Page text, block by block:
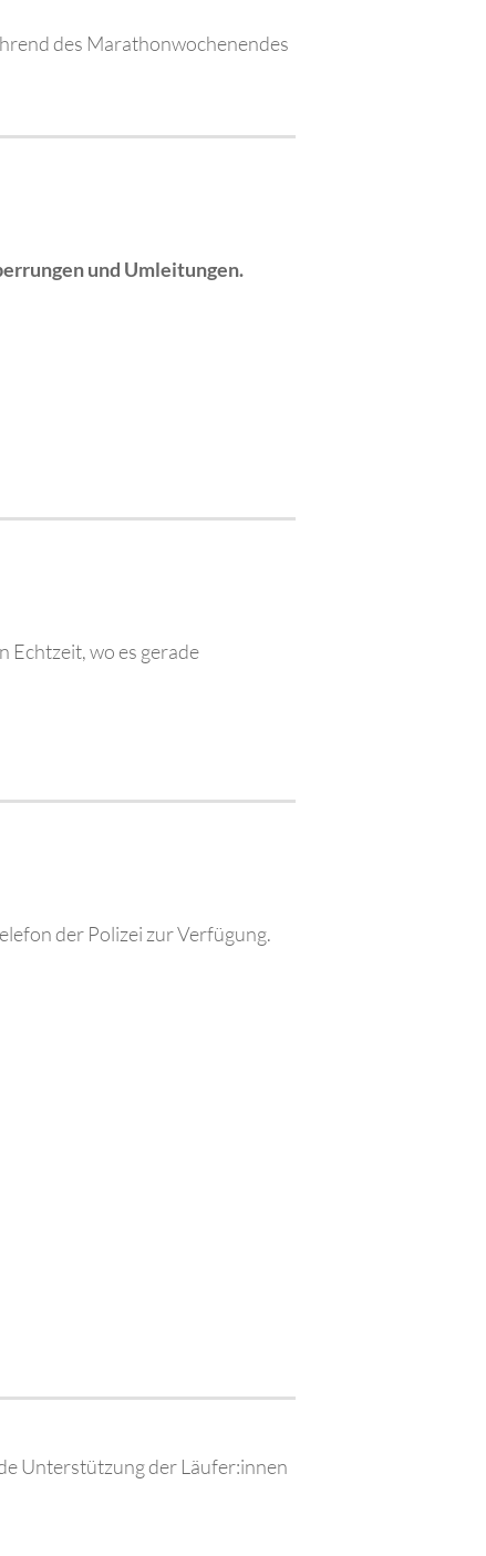
des Marathonwochenendes
und Umleitungen.
Echtzeit, wo es gerade
der Polizei zur Verfügung.
Unterstützung der Läufer:innen